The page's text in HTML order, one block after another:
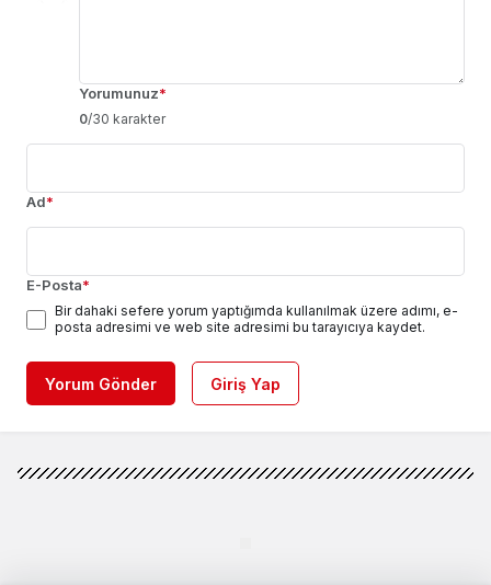
Yorumunuz*
0/30 karakter
Ad*
E-Posta*
Bir dahaki sefere yorum yaptığımda kullanılmak üzere adımı, e-
posta adresimi ve web site adresimi bu tarayıcıya kaydet.
Yorum Gönder Giriş Yap